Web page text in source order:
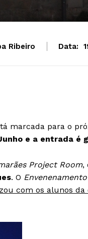
Ribeiro Data:
marcada para o
e a entrada é
Project Room,
. O
com os alunos